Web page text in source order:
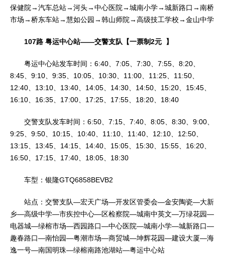
保健院→汽车总站→河头→中心医院→城南小学→城新路口→南桥
市场→桥东车站→慧如公园→韩山师院→高级技工学校→金山中学
107路 粤运中心站——交警支队【一票制2元 】
粤运中心站发车时间：6:40、7:05、7:30、7:55、8:20、
8:45、9:10、9:35、10:05、10:30、11:00、11:25、11:50、
12:40、13:10、13:40、14:05、14:30、14:50、15:20、15:45、
16:10、16:35、17:00、17:25、17:55、18:20、18:40
交警支队发车时间：6:50、7:15、7:40、8:05、8:30、9:00、
9:25、9:50、10:15、10:40、11:10、11:40、12:10、12:50、
13:15、13:45、14:15、14:40、15:05、15:30、15:55、16:20、
16:50、17:15、17:40、18:05、18:30
车型：银隆GTQ6858BEVB2
站点：交警支队—宏天广场—开发区管委会—金安陶瓷—大新
乡—高级中学—市疾控中心—区检察院—城南中英文—万绿花园—
电器城—绿榕市场—西园路口—中心医院—城南小学—城新路口—
趣春路口—南怡园—粤潮市场—商贸城—坤辉花园—建设大厦—海
逸一号—南国明珠—绿榕南路池湖站—粤运中心站